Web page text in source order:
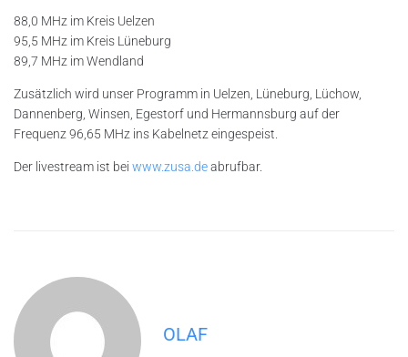
88,0 MHz im Kreis Uelzen
95,5 MHz im Kreis Lüneburg
89,7 MHz im Wendland
Zusätzlich wird unser Programm in Uelzen, Lüneburg, Lüchow,
Dannenberg, Winsen, Egestorf und Hermannsburg auf der
Frequenz 96,65 MHz ins Kabelnetz eingespeist.
Der livestream ist bei www.zusa.deabrufbar.
OLAF